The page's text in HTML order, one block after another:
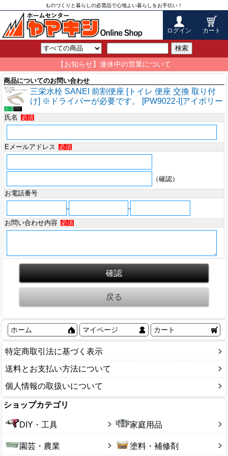
ものづくりと暮らしの必需品で心地よい暮らしをお手伝い！
ログイン カート
検索
【お知らせ】連休中の営業について
商品についてのお問い合わせ
三栄水栓 SANEI 前割便座 [トイレ 便座 交換 取り付
け] ※ドライバーが必要です。 [PW9022-I]アイボリー
氏名 必須
Eメールアドレス 必須
（確認）
お電話番号
-
-
お問い合わせ内容
必須
ホーム マイページ カート
特定商取引法に基づく表示
送料とお支払い方法について
個人情報の取扱いについて
ショップカテゴリ
DIY・工具 家庭用品
園芸・農業 塗料・補修剤